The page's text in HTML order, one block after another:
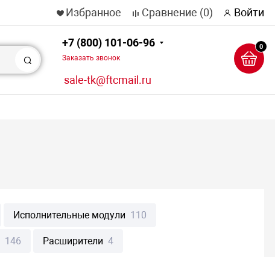
Избранное Сравнение (0) Войти
Поиск
+7 (800) 101-06-96
Заказать звонок
sale-tk@ftcmail.ru
0
Исполнительные модули 110
146 Расширители 4